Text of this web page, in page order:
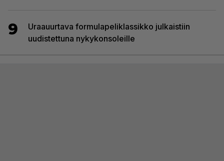
9
Uraauurtava formulapeliklassikko julkaistiin
uudistettuna nykykonsoleille